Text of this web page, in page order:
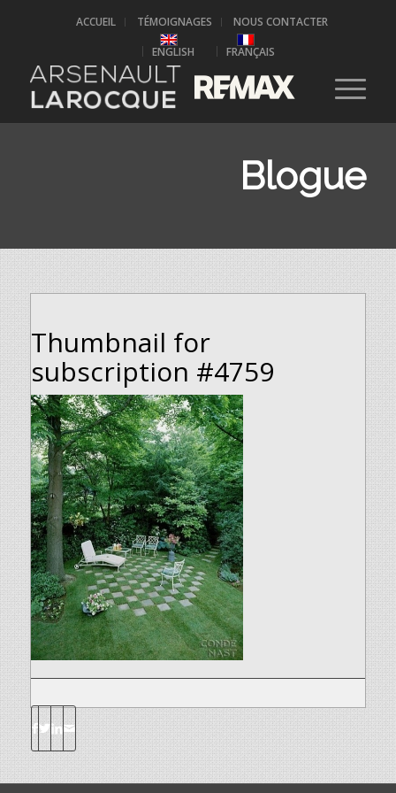
ACCUEIL TÉMOIGNAGES
NOUS CONTACTER
ENGLISH
FRANÇAIS
Blogue
Thumbnail for
subscription #4759